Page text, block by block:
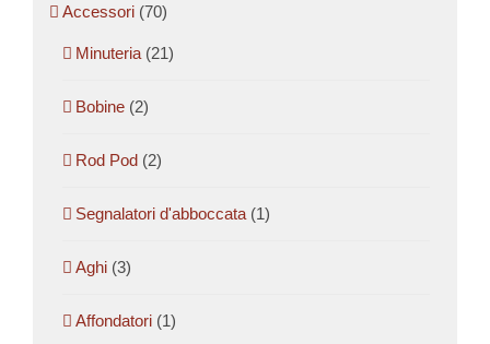
Accessori (70)
Minuteria (21)
Bobine (2)
Rod Pod (2)
Segnalatori d'abboccata (1)
Aghi (3)
Affondatori (1)